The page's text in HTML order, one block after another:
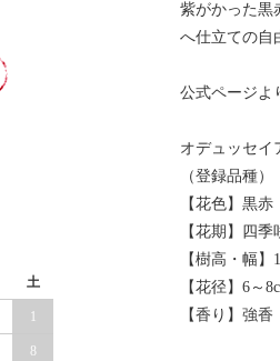
土
1
8
紫がかった黒
へ仕立ての自
公式ページよ
オデュッセイ
（登録品種）
【花色】黒赤
【花期】四季
【樹高・幅
【花径】6～
【香り】強香